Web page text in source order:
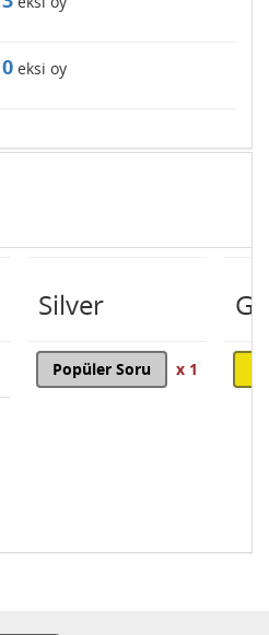
0 eksi oy
Silver
Popüler Soru x 1